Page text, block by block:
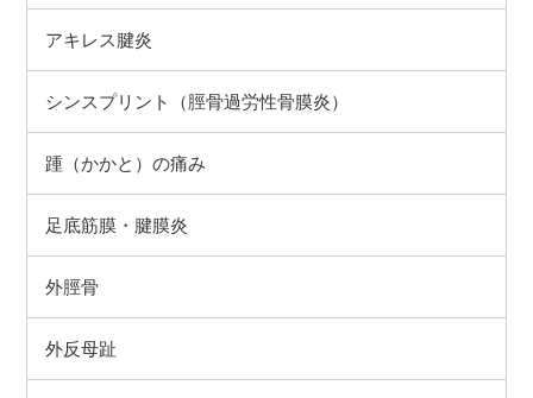
アキレス腱炎
シンスプリント（脛骨過労性骨膜炎）
踵（かかと）の痛み
足底筋膜・腱膜炎
外脛骨
外反母趾